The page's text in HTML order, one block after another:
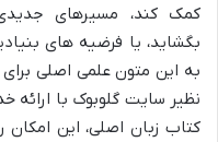
کمک کند، مسیرهای
بگشاید، یا فرضیه های
به این متون علمی اصلی
نظیر سایت گلوبوک با
کتاب زبان اصلی، این